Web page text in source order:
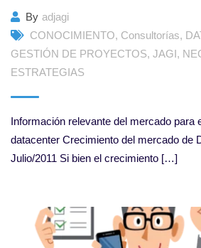
By adjagi
CONOCIMIENTO, Consultorías,
GESTIÓN DE PROYECTOS, JAGI,
ESTRATEGIAS
Información relevante del mercado para
datacenter Crecimiento del mercado de
Julio/2011 Si bien el crecimiento […]